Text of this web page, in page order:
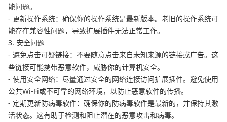
能问题。
- 更新操作系统：确保你的操作系统是最新版本。老旧的操作系统可
能存在兼容性问题，导致扩展插件无法正常工作。
3. 安全问题
- 避免点击可疑链接：不要随意点击来自未知来源的链接或广告。这
些链接可能携带恶意软件，威胁你的计算机安全。
- 使用安全网络：尽量通过安全的网络连接访问扩展插件。避免使用
公共Wi-Fi或不可靠的网络环境，以防止恶意软件的传播。
- 定期更新防病毒软件：确保你的防病毒软件是最新的，并保持其激
活状态。这有助于检测和阻止潜在的恶意攻击和病毒。